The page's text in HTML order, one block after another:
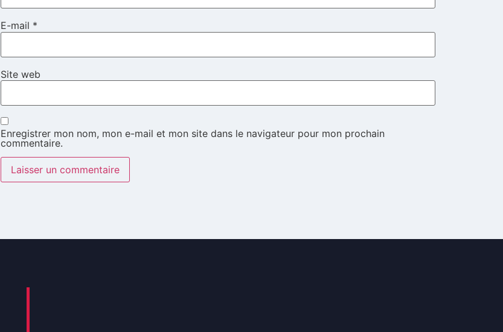
E-mail *
Site web
Enregistrer mon nom, mon e-mail et mon site dans le navigateur pour mon prochain
commentaire.